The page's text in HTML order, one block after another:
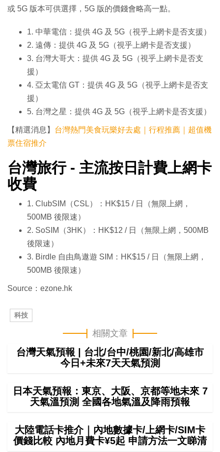
或 5G 版本可供選擇，5G 版的價錢會略高一點。
1. 中華電信：提供 4G 及 5G（視乎上網卡是否支援）
2. 遠傳：提供 4G 及 5G（視乎上網卡是否支援）
3. 台灣大哥大：提供 4G 及 5G（視乎上網卡是否支
援）
4. 亞太電信 GT：提供 4G 及 5G（視乎上網卡是否支
援）
5. 台灣之星：提供 4G 及 5G（視乎上網卡是否支援）
【精選消息】 台灣熱門美食玩樂好去處｜行程推薦｜超值機
票住宿推介
台灣旅行 - 主流按日計費上網卡
收費
1. ClubSIM（CSL）：HK$15 / 日（無限上網，
500MB 後限速）
2. SoSIM（3HK）：HK$12 / 日（無限上網，500MB
後限速）
3. Birdle 自由鳥遨遊 SIM：HK$15 / 日（無限上網，
500MB 後限速）
Source：ezone.hk
科技
相關文章
台灣天氣預報 | 台北/台中/桃園/新北/高雄市
今日+未來7天天氣預測
日本天氣預報：東京、大阪、京都等地未來 7
天氣溫預測 全國各地氣溫及降雨預報
大陸電話卡推介｜內地數據卡/上網卡/SIM卡
價錢比較 內地月費卡¥5起 申請方法一文睇清